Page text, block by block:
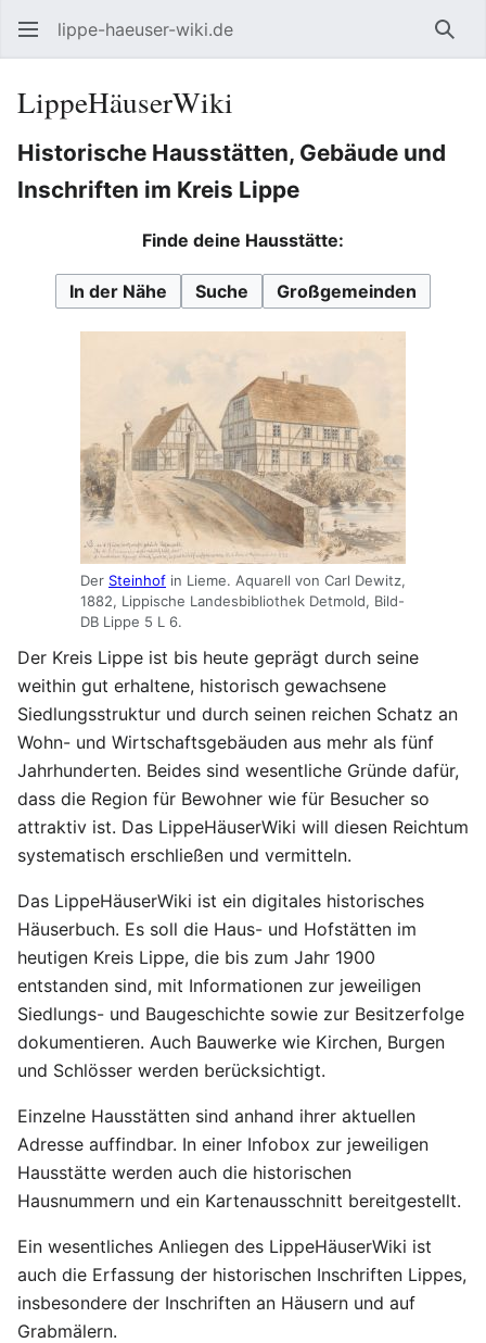
lippe-haeuser-wiki.de
LippeHäuserWiki
Historische Hausstätten, Gebäude und
Inschriften im Kreis Lippe
Finde deine Hausstätte:
In der Nähe Suche Großgemeinden
Der Steinhof in Lieme. Aquarell von Carl Dewitz,
1882, Lippische Landesbibliothek Detmold, Bild-
DB Lippe 5 L 6.
Der Kreis Lippe ist bis heute geprägt durch seine
weithin gut erhaltene, historisch gewachsene
Siedlungsstruktur und durch seinen reichen Schatz an
Wohn- und Wirtschaftsgebäuden aus mehr als fünf
Jahrhunderten. Beides sind wesentliche Gründe dafür,
dass die Region für Bewohner wie für Besucher so
attraktiv ist. Das LippeHäuserWiki will diesen Reichtum
systematisch erschließen und vermitteln.
Das LippeHäuserWiki ist ein digitales historisches
Häuserbuch. Es soll die Haus- und Hofstätten im
heutigen Kreis Lippe, die bis zum Jahr 1900
entstanden sind, mit Informationen zur jeweiligen
Siedlungs- und Baugeschichte sowie zur Besitzerfolge
dokumentieren. Auch Bauwerke wie Kirchen, Burgen
und Schlösser werden berücksichtigt.
Einzelne Hausstätten sind anhand ihrer aktuellen
Adresse auffindbar. In einer Infobox zur jeweiligen
Hausstätte werden auch die historischen
Hausnummern und ein Kartenausschnitt bereitgestellt.
Ein wesentliches Anliegen des LippeHäuserWiki ist
auch die Erfassung der historischen Inschriften Lippes,
insbesondere der Inschriften an Häusern und auf
Grabmälern.